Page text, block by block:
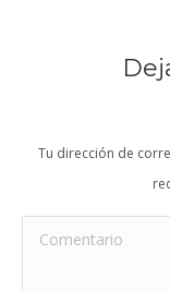
Tu dirección de
Comentario